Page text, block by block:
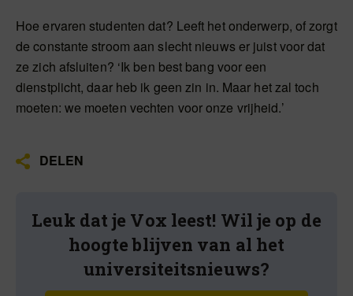
Hoe ervaren studenten dat? Leeft het onderwerp, of zorgt
de constante stroom aan slecht nieuws er juist voor dat
ze zich afsluiten? ‘Ik ben best bang voor een
dienstplicht, daar heb ik geen zin in. Maar het zal toch
moeten: we moeten vechten voor onze vrijheid.’
DELEN
Leuk dat je Vox leest! Wil je op de
hoogte blijven van al het
universiteitsnieuws?